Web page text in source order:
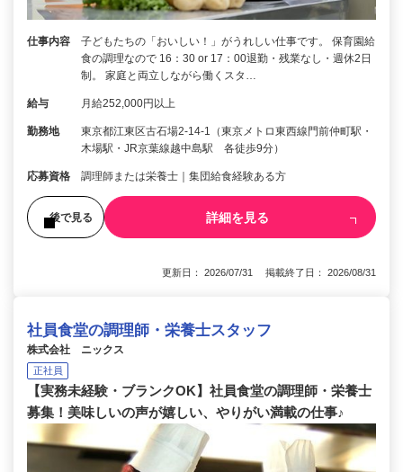
仕事内容
子どもたちの「おいしい！」がうれしい仕事です。 保育園給
食の調理なので 16：30 or 17：00退勤・残業なし・週休2日
制。 家庭と両立しながら働くスタ…
給与 月給252,000円以上
勤務地
東京都江東区古石場2-14-1（東京メトロ東西線門前仲町駅・
木場駅・JR京葉線越中島駅 各徒歩9分）
応募資格 調理師または栄養士｜集団給食経験ある方
後で見る 詳細を見る
更新日： 2026/07/31 掲載終了日： 2026/08/31
社員食堂の調理師・栄養士スタッフ
株式会社 ニックス
正社員
【実務未経験・ブランクOK】社員食堂の調理師・栄養士
募集！美味しいの声が嬉しい、やりがい満載の仕事♪